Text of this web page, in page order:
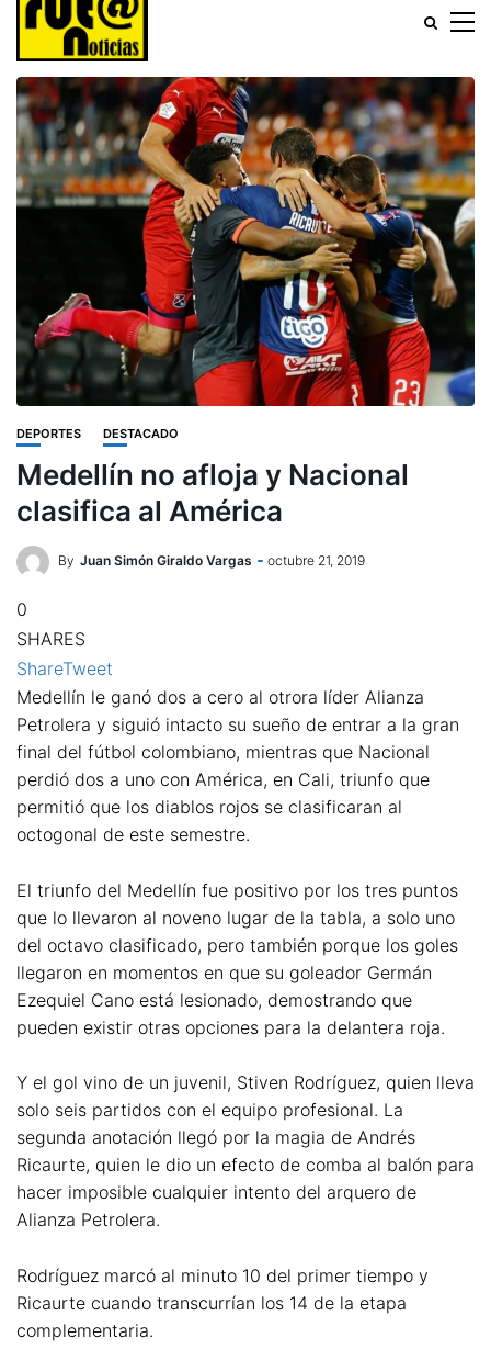
DEPORTES DESTACADO
Medellín no afloja y Nacional
clasifica al América
By Juan Simón Giraldo Vargas octubre 21, 2019
0
SHARES
ShareTweet
Medellín le ganó dos a cero al otrora líder Alianza
Petrolera y siguió intacto su sueño de entrar a la gran
final del fútbol colombiano, mientras que Nacional
perdió dos a uno con América, en Cali, triunfo que
permitió que los diablos rojos se clasificaran al
octogonal de este semestre.
El triunfo del Medellín fue positivo por los tres puntos
que lo llevaron al noveno lugar de la tabla, a solo uno
del octavo clasificado, pero también porque los goles
llegaron en momentos en que su goleador Germán
Ezequiel Cano está lesionado, demostrando que
pueden existir otras opciones para la delantera roja.
Y el gol vino de un juvenil, Stiven Rodríguez, quien lleva
solo seis partidos con el equipo profesional. La
segunda anotación llegó por la magia de Andrés
Ricaurte, quien le dio un efecto de comba al balón para
hacer imposible cualquier intento del arquero de
Alianza Petrolera.
Rodríguez marcó al minuto 10 del primer tiempo y
Ricaurte cuando transcurrían los 14 de la etapa
complementaria.